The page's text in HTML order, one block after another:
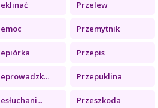
Przelew
Przemytnik
Przepis
Przepuklina
Przeszkoda